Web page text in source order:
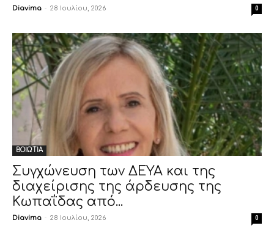
Diavima - 28 Ιουλίου, 2026 0
ΒΟΙΩΤΙΑ
Συγχώνευση των ΔΕΥΑ και της
διαχείρισης της άρδευσης της
Κωπαΐδας από...
Diavima - 28 Ιουλίου, 2026 0